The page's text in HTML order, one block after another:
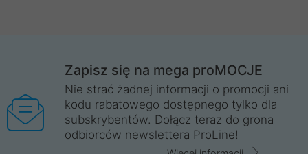
Zapisz się na mega proMOCJE
Nie strać żadnej informacji o promocji ani
kodu rabatowego dostępnego tylko dla
subskrybentów. Dołącz teraz do grona
odbiorców newslettera ProLine!